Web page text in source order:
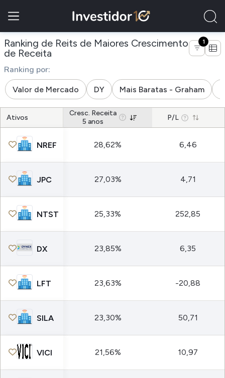
Ranking de Reits de Maiores Crescimento
de Receita
1
Ranking por:
Valor de Mercado DY Mais Baratas - Graham
Ativos
Cresc. Receita
5 anos
P/L
NREF 28,62% 6,46
JPC 27,03% 4,71
NTST 25,33% 252,85
DX 23,85% 6,35
LFT 23,63% -20,88
SILA 23,30% 50,71
VICI 21,56% 10,97